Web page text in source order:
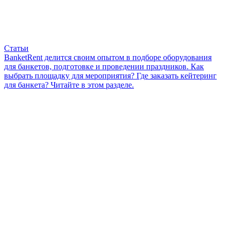
Статьи
BanketRent делится своим опытом в подборе оборудования
для банкетов, подготовке и проведении праздников. Как
выбрать площадку для мероприятия? Где заказать кейтеринг
для банкета? Читайте в этом разделе.